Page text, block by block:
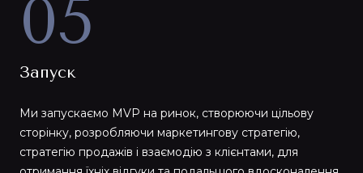
05
Запуск
Ми запускаємо MVP на ринок, створюючи цільову
сторінку, розробляючи маркетингову стратегію,
стратегію продажів і взаємодію з клієнтами, для